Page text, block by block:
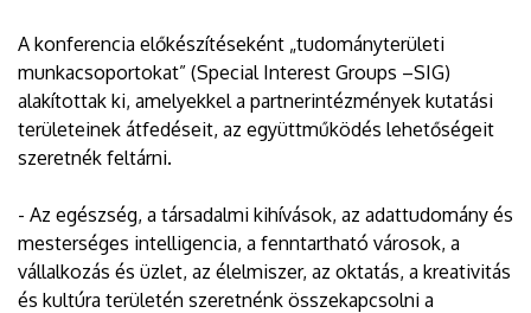
A konferencia előkészítéseként „tudományterületi
munkacsoportokat” (Special Interest Groups –SIG)
alakítottak ki, amelyekkel a partnerintézmények kutatási
területeinek átfedéseit, az együttműködés lehetőségeit
szeretnék feltárni.
- Az egészség, a társadalmi kihívások, az adattudomány és
mesterséges intelligencia, a fenntartható városok, a
vállalkozás és üzlet, az élelmiszer, az oktatás, a kreativitás
és kultúra területén szeretnénk összekapcsolni a